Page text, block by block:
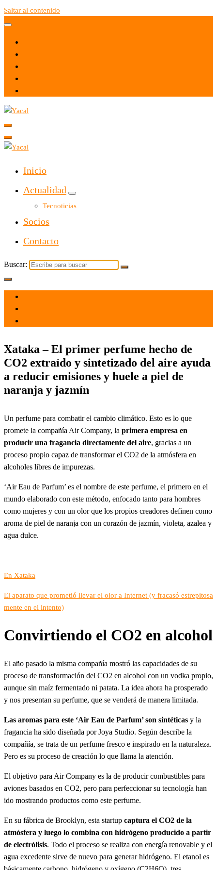
Saltar al contenido
Yacal micro hosting
Inicio
Actualidad
Tecnoticias
Socios
Contacto
Buscar:
Xataka – El primer perfume hecho de
CO2 extraído y sintetizado del aire ayuda
a reducir emisiones y huele a piel de
naranja y jazmín
Un perfume para combatir el cambio climático. Esto es lo que
promete la compañía Air Company, la primera empresa en
producir una fragancia directamente del aire, gracias a un
proceso propio capaz de transformar el CO2 de la atmósfera en
alcoholes libres de impurezas.
‘Air Eau de Parfum’ es el nombre de este perfume, el primero en el
mundo elaborado con este método, enfocado tanto para hombres
como mujeres y con un olor que los propios creadores definen como
aroma de piel de naranja con un corazón de jazmín, violeta, azalea y
agua dulce.
En Xataka
El aparato que prometió llevar el olor a Internet (y fracasó estrepitosa
mente en el intento)
Convirtiendo el CO2 en alcohol
El año pasado la misma compañía mostró las capacidades de su
proceso de transformación del CO2 en alcohol con un vodka propio,
aunque sin maíz fermentado ni patata. La idea ahora ha prosperado
y nos presentan su perfume, que se venderá de manera limitada.
Las aromas para este ‘Air Eau de Parfum’ son sintéticas y la
fragancia ha sido diseñada por Joya Studio. Según describe la
compañía, se trata de un perfume fresco e inspirado en la naturaleza.
Pero es su proceso de creación lo que llama la atención.
El objetivo para Air Company es la de producir combustibles para
aviones basados en CO2, pero para perfeccionar su tecnología han
ido mostrando productos como este perfume.
En su fábrica de Brooklyn, esta startup captura el CO2 de la
atmósfera y luego lo combina con hidrógeno producido a partir
de electrólisis. Todo el proceso se realiza con energía renovable y el
agua excedente sirve de nuevo para generar hidrógeno. El etanol es